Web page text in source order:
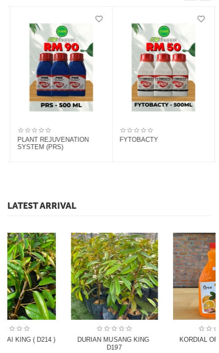
DOLOMITE PDI (2KG)
PLANT REJUVENATION
LATEST ARRIVAL
DURIAN MUSANG KING
KORDIAL OREN  (2 Liter)